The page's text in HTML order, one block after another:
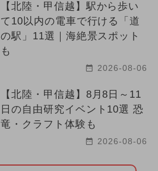
【北陸・甲信越】駅から歩い
て10以内の電車で行ける「道
の駅」11選｜海絶景スポット
も
2026-08-06
【北陸・甲信越】8月8日～11
日の自由研究イベント10選 恐
竜・クラフト体験も
2026-08-06